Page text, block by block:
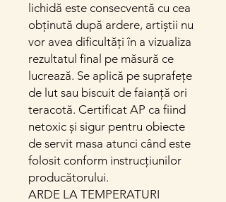
lichidă este consecventă cu cea
obținută după ardere, artiștii nu
vor avea dificultăți în a vizualiza
rezultatul final pe măsură ce
lucrează. Se aplică pe suprafețe
de lut sau biscuit de faianță ori
teracotă. Certificat AP ca fiind
netoxic și sigur pentru obiecte
de servit masa atunci când este
folosit conform instrucțiunilor
producătorului.
ARDE LA TEMPERATURI